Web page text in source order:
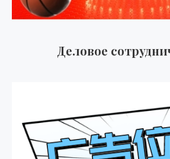
Деловое